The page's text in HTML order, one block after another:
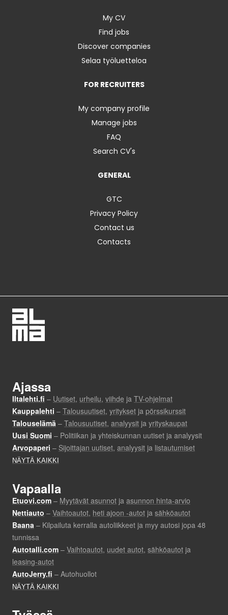
My CV
Find jobs
Discover companies
Selaa työluetteloa
FOR RECRUITERS
My company profile
Manage jobs
FAQ
Search CV's
GENERAL
GTC
Privacy Policy
Contact us
Contacts